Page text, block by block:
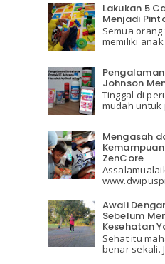
Lakukan 5
Menjadi
Semua
memiliki
Johnson
Tinggal di
mudah untuk
Mengasah
ZenCore
Awali
Sebelum
Kesehatan
Sehat itu
benar sekali.